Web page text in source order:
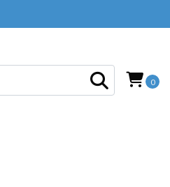
0